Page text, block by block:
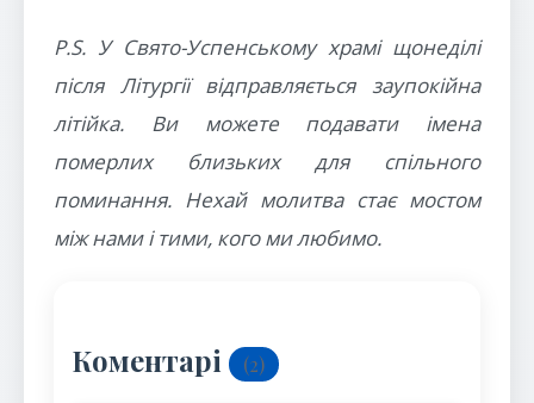
P.S. У Свято-Успенському храмі щонеділі
після Літургії відправляється заупокійна
літійка. Ви можете подавати імена
померлих близьких для спільного
поминання. Нехай молитва стає мостом
між нами і тими, кого ми любимо.
Коментарі (2)